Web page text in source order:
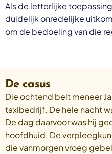
Als de letterlijke
duidelijk onredelijke
om de bedoeling van die
De casus
Die ochtend belt meneer
taxibedrijf. De hele nacht
De dag daarvoor was hij
hoofdhuid. De
die vanmorgen vroeg